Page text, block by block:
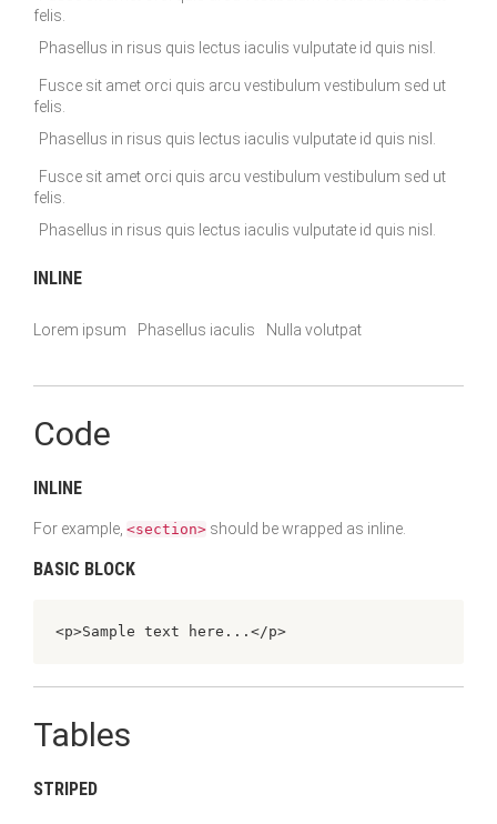
felis.
Phasellus in risus quis lectus iaculis vulputate id quis nisl.
Fusce sit amet orci quis arcu vestibulum vestibulum sed ut
felis.
Phasellus in risus quis lectus iaculis vulputate id quis nisl.
Fusce sit amet orci quis arcu vestibulum vestibulum sed ut
felis.
Phasellus in risus quis lectus iaculis vulputate id quis nisl.
INLINE
Lorem ipsum Phasellus iaculis Nulla volutpat
Code
INLINE
For example, <section> should be wrapped as inline.
BASIC BLOCK
<p>Sample text here...</p>
Tables
STRIPED